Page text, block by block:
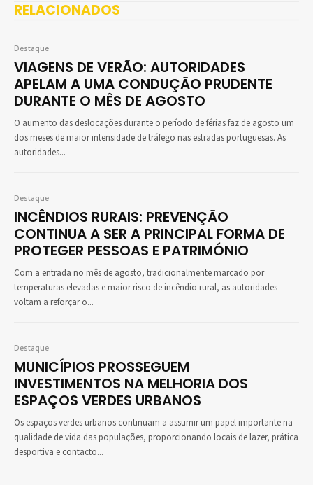
RELACIONADOS
Destaque
VIAGENS DE VERÃO: AUTORIDADES
APELAM A UMA CONDUÇÃO PRUDENTE
DURANTE O MÊS DE AGOSTO
O aumento das deslocações durante o período de férias faz de agosto um
dos meses de maior intensidade de tráfego nas estradas portuguesas. As
autoridades...
Destaque
INCÊNDIOS RURAIS: PREVENÇÃO
CONTINUA A SER A PRINCIPAL FORMA DE
PROTEGER PESSOAS E PATRIMÓNIO
Com a entrada no mês de agosto, tradicionalmente marcado por
temperaturas elevadas e maior risco de incêndio rural, as autoridades
voltam a reforçar o...
Destaque
MUNICÍPIOS PROSSEGUEM
INVESTIMENTOS NA MELHORIA DOS
ESPAÇOS VERDES URBANOS
Os espaços verdes urbanos continuam a assumir um papel importante na
qualidade de vida das populações, proporcionando locais de lazer, prática
desportiva e contacto...